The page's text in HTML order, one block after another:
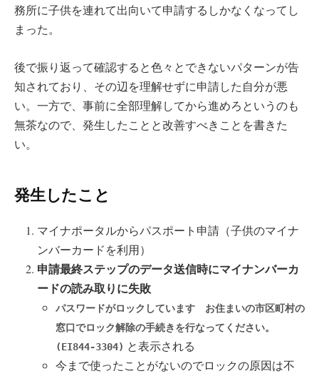
務所に子供を連れて出向いて申請するしかなくなってし
まった。
後で振り返って確認すると色々とできないパターンが告
知されており、その辺を理解せずに申請した自分が悪
い。一方で、事前に全部理解してから進めろというのも
無茶なので、発生したことと改善すべきことを書きた
い。
発生したこと
マイナポータルからパスポート申請（子供のマイナ
ンバーカードを利用）
申請最終ステップのデータ送信時にマイナンバーカ
ードの読み取りに失敗
パスワードがロックしています お住まいの市区町村の
窓口でロック解除の手続きを行なってください。
(EI844-3304) と表示される
今まで使ったことがないのでロックの原因は不